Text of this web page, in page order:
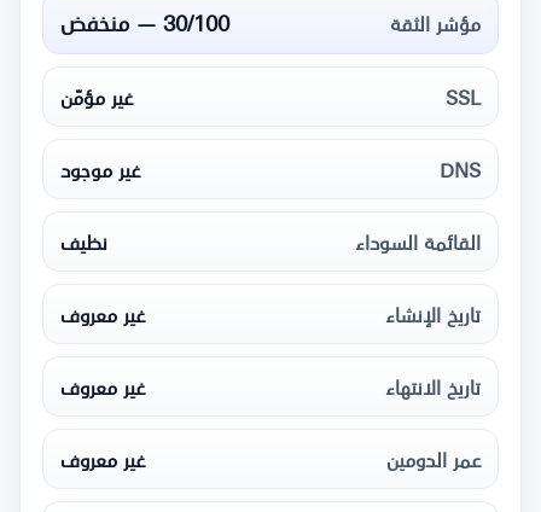
مؤشر الثقة
30/100 — منخفض
SSL
غير مؤمّن
DNS
غير موجود
القائمة السوداء
نظيف
تاريخ الإنشاء
غير معروف
تاريخ الانتهاء
غير معروف
عمر الدومين
غير معروف